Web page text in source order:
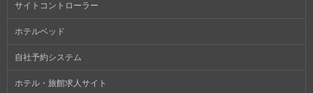
サイトコントローラー
ホテルベッド
自社予約システム
ホテル・旅館求人サイト